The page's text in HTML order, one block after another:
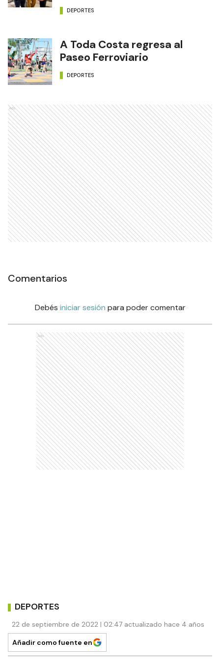
DEPORTES
A Toda Costa regresa al
Paseo Ferroviario
DEPORTES
Ads
Comentarios
Debés iniciar sesión para poder comentar
Ads
DEPORTES
22 de septiembre de 2022 | 02:47 actualizado hace 4 años
Añadir como fuente en